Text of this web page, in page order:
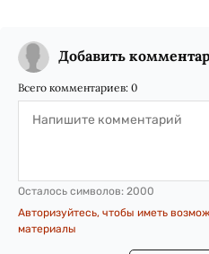
Добавить
Всего комментариев: 0
Осталось символов: 2000
Авторизуйтесь, чтобы иметь
материалы